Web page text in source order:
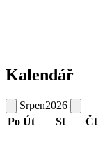
Kalendář
Srpen2026
Po Út St Čt